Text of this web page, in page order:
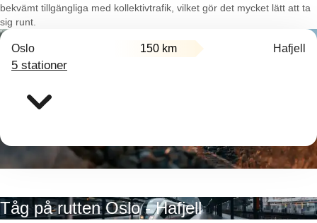
bekvämt tillgängliga med kollektivtrafik, vilket gör det mycket lätt att ta
sig runt.
Oslo 150 km Hafjell
5 stationer
Tåg på rutten Oslo - Hafjell